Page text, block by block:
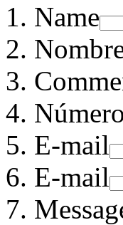
Name
E-mail
E-mail